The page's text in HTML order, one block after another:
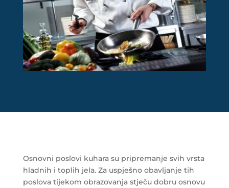
Osnovni poslovi kuhara su pripremanje svih vrsta
hladnih i toplih jela. Za uspješno obavljanje tih
poslova tijekom obrazovanja stječu dobru osnovu